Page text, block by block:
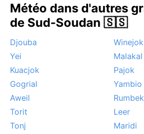
Météo dans d'autres
de Sud-Soudan 🇸🇸
Djouba
Winejok
Yei
Malakal
Kuacjok
Pajok
Gogrial
Yambio
Aweil
Rumbek
Torit
Leer
Tonj
Maridi